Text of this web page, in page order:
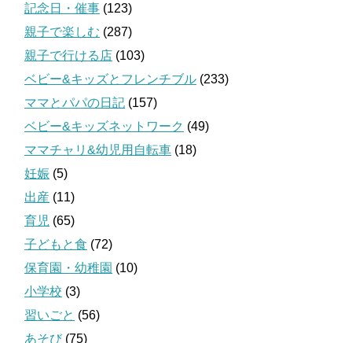
記念日・催事 (123)
親子で楽しむ (287)
親子で行ける店 (103)
ベビー&キッズとフレンチブル (233)
ママとパパの日記 (157)
ベビー&キッズネットワーク (49)
ママチャリ&幼児用自転車 (18)
妊娠 (5)
出産 (11)
育児 (65)
子どもと食 (72)
保育園・幼稚園 (10)
小学校 (3)
習いごと (56)
あそび(75)